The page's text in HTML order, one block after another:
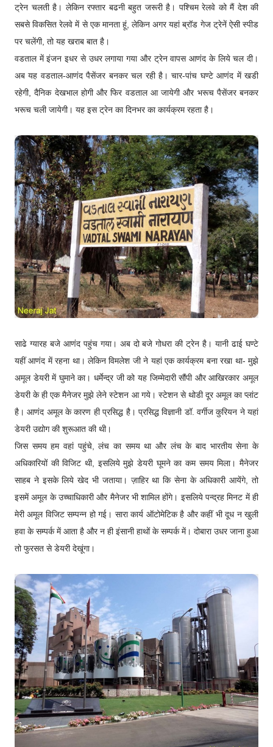
ट्रेन चलती है। लेकिन रफ्तार बढनी बहुत जरूरी है। पश्चिम रेलवे को मैं देश की
सबसे विकसित रेलवे में से एक मानता हूं, लेकिन अगर यहां ब्रॉड गेज ट्रेनें ऐसी स्पीड
पर चलेंगी, तो यह खराब बात है।
वडताल में इंजन इधर से उधर लगाया गया और ट्रेन वापस आणंद के लिये चल दी।
अब यह वडताल-आणंद पैसेंजर बनकर चल रही है। चार-पांच घण्टे आणंद में खडी
रहेगी, दैनिक देखभाल होगी और फिर वडताल आ जायेगी और भरूच पैसेंजर बनकर
भरूच चली जायेगी। यह इस ट्रेन का दिनभर का कार्यक्रम रहता है।
साढे ग्यारह बजे आणंद पहुंच गया। अब दो बजे गोधरा की ट्रेन है। यानी ढाई घण्टे
यहीं आणंद में रहना था। लेकिन विमलेश जी ने यहां एक कार्यक्रम बना रखा था- मुझे
अमूल डेयरी में घुमाने का। धर्मेन्द्र जी को यह जिम्मेदारी सौंपी और आखिरकार अमूल
डेयरी के ही एक मैनेजर मुझे लेने स्टेशन आ गये। स्टेशन से थोडी दूर अमूल का प्लांट
है। आणंद अमूल के कारण ही प्रसिद्ध है। प्रसिद्ध विज्ञानी डॉ. वर्गीज कुरियन ने यहां
डेयरी उद्योग की शुरूआत की थी।
जिस समय हम वहां पहुंचे, लंच का समय था और लंच के बाद भारतीय सेना के
अधिकारियों की विजिट थी, इसलिये मुझे डेयरी घूमने का कम समय मिला। मैनेजर
साहब ने इसके लिये खेद भी जताया। ज़ाहिर था कि सेना के अधिकारी आयेंगे, तो
इसमें अमूल के उच्चाधिकारी और मैनेजर भी शामिल होंगे। इसलिये पन्द्रह मिनट में ही
मेरी अमूल विजिट सम्पन्न हो गई। सारा कार्य ऑटोमेटिक है और कहीं भी दूध न खुली
हवा के सम्पर्क में आता है और न ही इंसानी हाथों के सम्पर्क में। दोबारा उधर जाना हुआ
तो फुरसत से डेयरी देखूंगा।